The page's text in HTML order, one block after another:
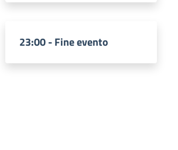
23:00 - Fine evento